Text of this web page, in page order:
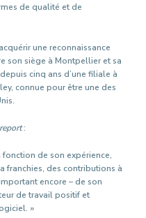
de qualité et de
une reconnaissance
son siège à Montpellier et sa
cinq ans d’une filiale à
connue pour être une des
:
de son expérience,
franchies, des contributions à
encore – de son
de travail positif et
»